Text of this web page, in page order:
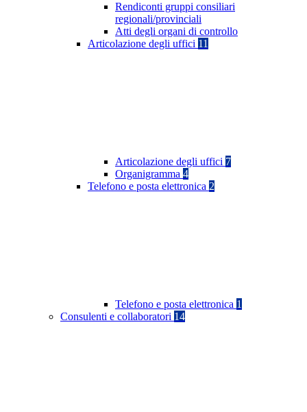
Rendiconti gruppi consiliari
regionali/provinciali
Atti degli organi di controllo
Articolazione degli uffici 11
Articolazione degli uffici 7
Organigramma 4
Telefono e posta elettronica 2
Telefono e posta elettronica 1
Consulenti e collaboratori 14